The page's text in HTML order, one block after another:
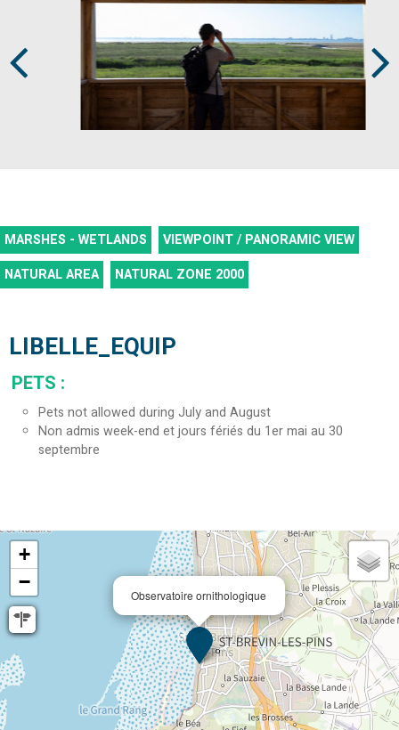
MARSHES - WETLANDS
VIEWPOINT / PANORAMIC VIEW
NATURAL AREA
NATURAL ZONE 2000
LIBELLE_EQUIP
PETS :
Pets not allowed during July and August
Non admis week-end et jours fériés du 1er mai au 30
septembre
Observatoire ornithologique
+
−